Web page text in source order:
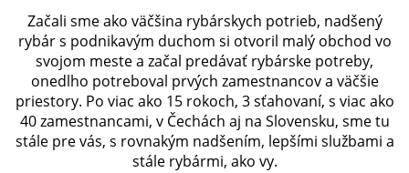
Začali sme ako väčšina rybárskych potrieb, nadšený
rybár s podnikavým duchom si otvoril malý obchod vo
svojom meste a začal predávať rybárske potreby,
onedlho potreboval prvých zamestnancov a väčšie
priestory. Po viac ako 15 rokoch, 3 sťahovaní, s viac ako
40 zamestnancami, v Čechách aj na Slovensku, sme tu
stále pre vás, s rovnakým nadšením, lepšími službami a
stále rybármi, ako vy.